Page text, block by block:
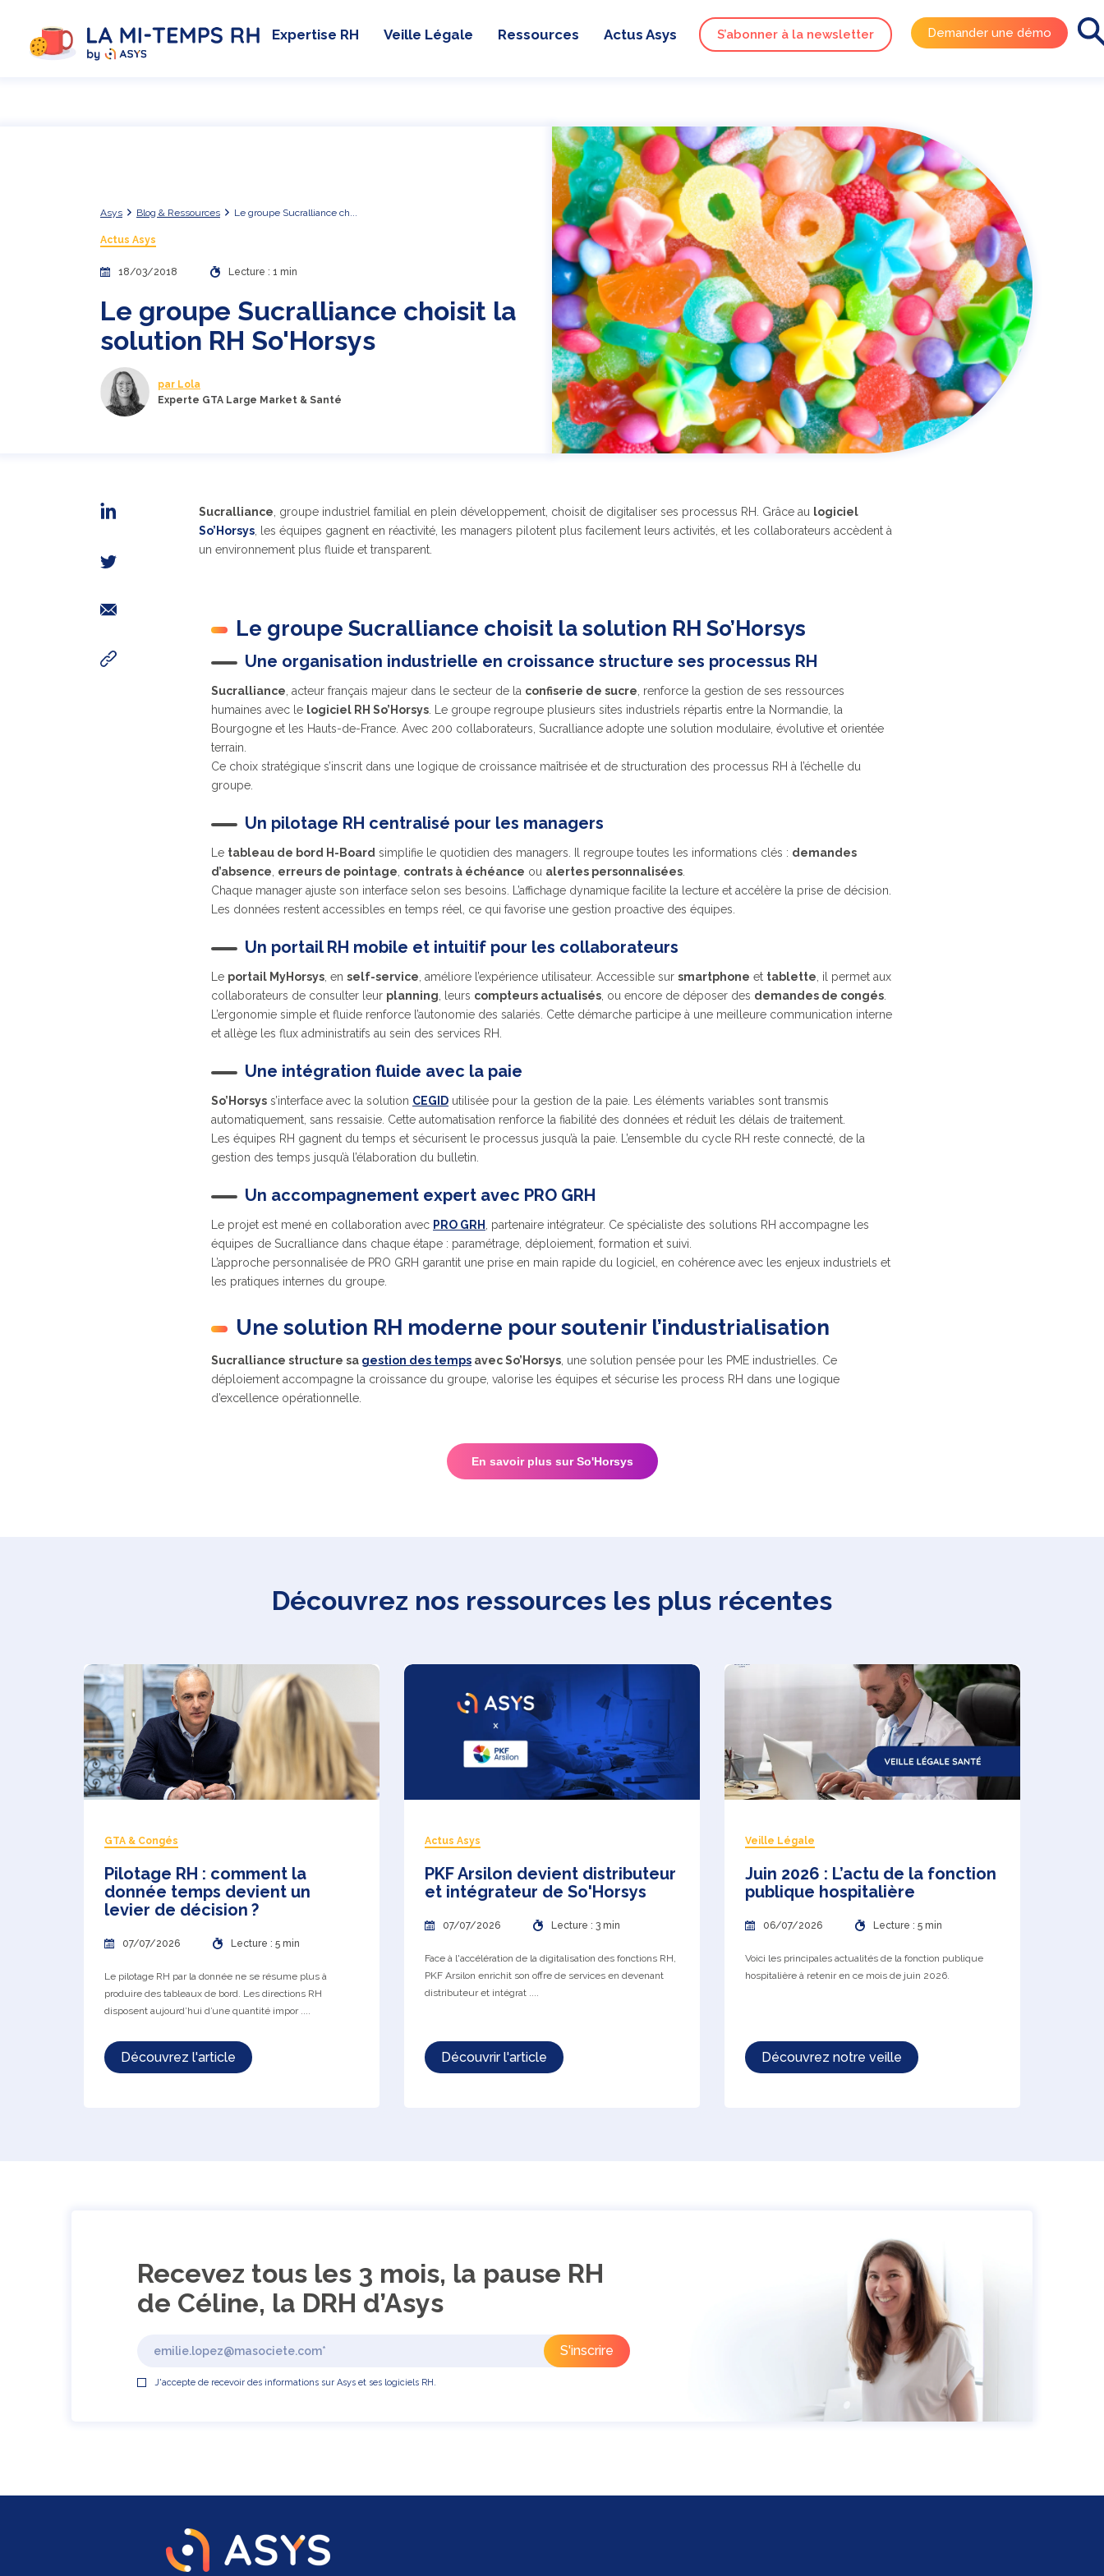
Expertise RH Veille Légale Ressources Actus Asys S’abonner à la newsletter Demander une démo
Asys Blog & Ressources Le groupe Sucralliance ch...
Actus Asys
18/03/2018 Lecture : 1 min
Le groupe Sucralliance choisit la
solution RH So'Horsys
par Lola
Experte GTA Large Market & Santé
Sucralliance , groupe industriel familial en plein développement, choisit de digitaliser ses processus RH. Grâce au logiciel
So’Horsys , les équipes gagnent en réactivité, les managers pilotent plus facilement leurs activités, et les collaborateurs accèdent à
un environnement plus fluide et transparent.
Le groupe Sucralliance choisit la solution RH So’Horsys
Une organisation industrielle en croissance structure ses processus RH
Sucralliance , acteur français majeur dans le secteur de la confiserie de sucre , renforce la gestion de ses ressources
humaines avec le logiciel RH So’Horsys . Le groupe regroupe plusieurs sites industriels répartis entre la Normandie, la
Bourgogne et les Hauts-de-France. Avec 200 collaborateurs, Sucralliance adopte une solution modulaire, évolutive et orientée
terrain.
Ce choix stratégique s’inscrit dans une logique de croissance maîtrisée et de structuration des processus RH à l’échelle du
groupe.
Un pilotage RH centralisé pour les managers
Le tableau de bord H-Board simplifie le quotidien des managers. Il regroupe toutes les informations clés : demandes
d’absence erreurs de pointage contrats à échéance ou alertes personnalisées
Chaque manager ajuste son interface selon ses besoins. L’affichage dynamique facilite la lecture et accélère la prise de décision.
Les données restent accessibles en temps réel, ce qui favorise une gestion proactive des équipes.
Un portail RH mobile et intuitif pour les collaborateurs
Le portail MyHorsys , en self-service , améliore l’expérience utilisateur. Accessible sur smartphone et tablette , il permet aux
collaborateurs de consulter leur planning , leurs compteurs actualisés , ou encore de déposer des demandes de congés
L’ergonomie simple et fluide renforce l’autonomie des salariés. Cette démarche participe à une meilleure communication interne
et allège les flux administratifs au sein des services RH.
Une intégration fluide avec la paie
So’Horsys s’interface avec la solution CEGID utilisée pour la gestion de la paie. Les éléments variables sont transmis
automatiquement, sans ressaisie. Cette automatisation renforce la fiabilité des données et réduit les délais de traitement.
Les équipes RH gagnent du temps et sécurisent le processus jusqu’à la paie. L’ensemble du cycle RH reste connecté, de la
gestion des temps jusqu’à l’élaboration du bulletin.
Un accompagnement expert avec PRO GRH
Le projet est mené en collaboration avec PRO GRH
, partenaire intégrateur. Ce spécialiste des solutions RH accompagne les
équipes de Sucralliance dans chaque étape : paramétrage, déploiement, formation et suivi.
L’approche personnalisée de PRO GRH garantit une prise en main rapide du logiciel, en cohérence avec les enjeux industriels et
les pratiques internes du groupe.
Une solution RH moderne pour soutenir l’industrialisation
Sucralliance structure sa gestion des temps avec So’Horsys , une solution pensée pour les PME industrielles. Ce
déploiement accompagne la croissance du groupe, valorise les équipes et sécurise les process RH dans une logique
d’excellence opérationnelle.
En savoir plus sur So'Horsys
Découvrez nos ressources les plus récentes
GTA & Congés
Pilotage RH : comment la
donnée temps devient un
levier de décision ?
07/07/2026 Lecture : 5 min
Le pilotage RH par la donnée ne se résume plus à
produire des tableaux de bord. Les directions RH
disposent aujourd’hui d’une quantité impor ....
Découvrez l'article
Actus Asys
PKF Arsilon devient distributeur
et intégrateur de So'Horsys
07/07/2026 Lecture : 3 min
Face à l'accélération de la digitalisation des fonctions RH,
PKF Arsilon enrichit son offre de services en devenant
distributeur et intégrat ....
Découvrir l'article
Veille Légale
Juin 2026 : L’actu de la fonction
publique hospitalière
06/07/2026 Lecture : 5 min
Voici les principales actualités de la fonction publique
hospitalière à retenir en ce mois de juin 2026.
Découvrez notre veille
Recevez tous les 3 mois, la pause RH
de Céline, la DRH d’Asys
J'accepte de recevoir des informations sur Asys et ses logiciels RH.